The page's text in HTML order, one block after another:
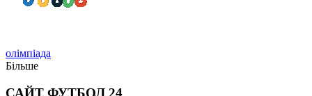
олімпіада
Більше
САЙТ ФУТБОЛ 24